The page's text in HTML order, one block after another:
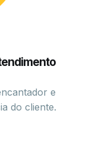
e
do cliente.